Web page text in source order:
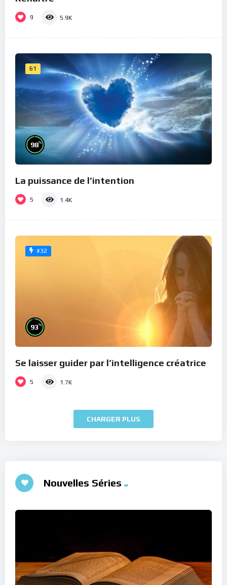
9 5.9K
61
98%
La puissance de l’intention
5 1.4K
#32
93%
Se laisser guider par l’intelligence créatrice
5 1.7K
CHARGER PLUS
Nouvelles Séries